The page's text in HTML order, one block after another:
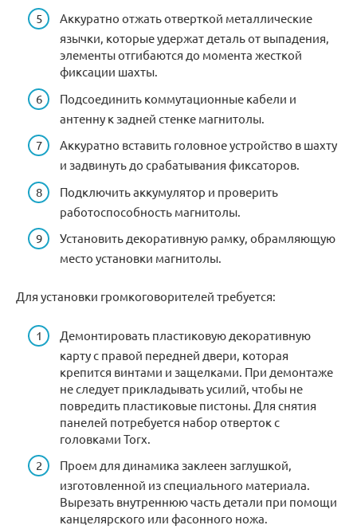
Аккуратно отжать отверткой металлические
язычки, которые удержат деталь от выпадения,
элементы отгибаются до момента жесткой
фиксации шахты.
Подсоединить коммутационные кабели и
антенну к задней стенке магнитолы.
Аккуратно вставить головное устройство в шахту
и задвинуть до срабатывания фиксаторов.
Подключить аккумулятор и проверить
работоспособность магнитолы.
Установить декоративную рамку, обрамляющую
место установки магнитолы.
Для установки громкоговорителей требуется:
Демонтировать пластиковую декоративную
карту с правой передней двери, которая
крепится винтами и защелками. При демонтаже
не следует прикладывать усилий, чтобы не
повредить пластиковые пистоны. Для снятия
панелей потребуется набор отверток с
головками Torx.
Проем для динамика заклеен заглушкой,
изготовленной из специального материала.
Вырезать внутреннюю часть детали при помощи
канцелярского или фасонного ножа.